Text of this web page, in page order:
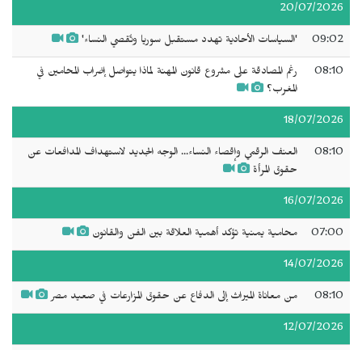
20/07/2026
09:02 'السياسات الأحادية تهدد مستقبل سوريا وتُقصي النساء'
08:10
رغم المصادقة على مشروع قانون المهنة لماذا يتواصل إضراب المحامين في
المغرب؟
18/07/2026
08:10
العنف الرقمي وإقصاء النساء... الوجه الجديد لاستهداف المدافعات عن
حقوق المرأة
16/07/2026
07:00 محامية يمنية تؤكد أهمية العلاقة بين الفن والقانون
14/07/2026
08:10 من معاناة الميراث إلى الدفاع عن حقوق المزارعات في صعيد مصر
12/07/2026